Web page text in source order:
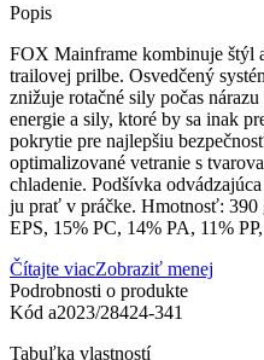
Popis
FOX Mainframe kombinuje štýl
trailovej prilbe. Osvedčený
znižuje rotačné sily počas
energie a sily, ktoré by sa inak
pokrytie pre najlepšiu
optimalizované vetranie s
chladenie. Podšívka
ju prať v práčke. Hmotnosť:
EPS, 15% PC, 14% PA, 11%
Čítajte viacZobraziť menej
Podrobnosti o produkte
Kód a2023/28424-341
Tabuľka vlastností